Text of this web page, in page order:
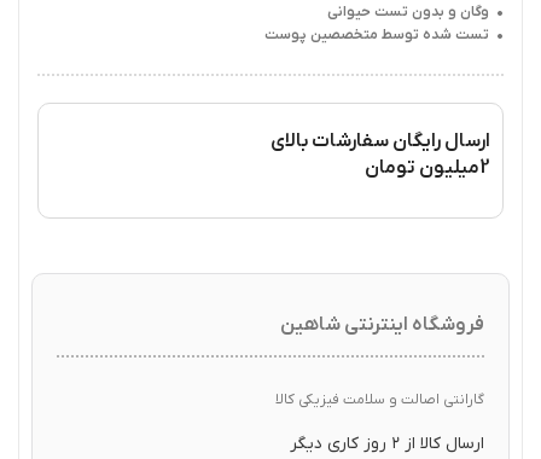
• وگان و بدون تست حیوانی
• تست شده توسط متخصصین پوست
ارسال رایگان سفارشات بالای
2میلیون تومان
فروشگاه اینترنتی شاهین
گارانتی اصالت و سلامت فیزیکی کالا
ارسال کالا از ۲ روز کاری دیگر